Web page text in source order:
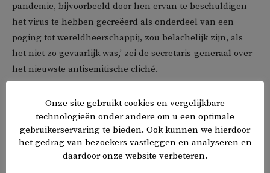
pandemie, bijvoorbeeld door hen ervan te beschuldigen
het virus te hebben gecreëerd als onderdeel van een
poging tot wereldheerschappij, zou belachelijk zijn, als
het niet zo gevaarlijk was,’ zei de secretaris-generaal over
het nieuwste antisemitische cliché.
Witte supremacisten profiteren van de verdeeldheid als
gevolg van de coronacrisis, aldus Guterres ‘Tragisch
genoeg winnen neonazi’s en hun ideeën, na decennia in
de schaduw te hebben verkeerd, nu aan populariteit.’
Onze site gebruikt cookies en vergelijkbare
technologieën onder andere om u een optimale
gebruikerservaring te bieden. Ook kunnen we hierdoor
het gedrag van bezoekers vastleggen en analyseren en
daardoor onze website verbeteren.